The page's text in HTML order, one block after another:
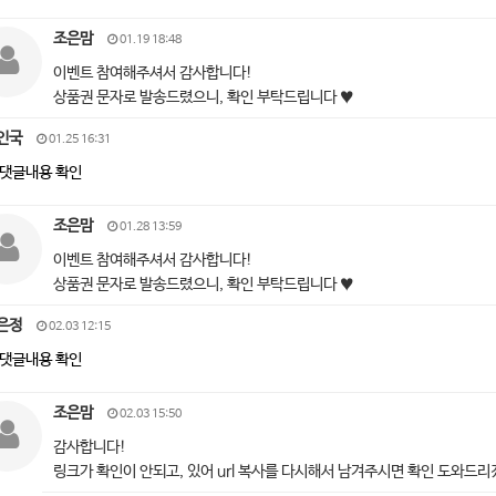
조은맘 01.19 18:48
이벤트 참여해주셔서 감사합니다!
상품권 문자로 발송드렸으니, 확인 부탁드립니다 ♥
국 01.25 16:31
댓글내용 확인
조은맘 01.28 13:59
이벤트 참여해주셔서 감사합니다!
상품권 문자로 발송드렸으니, 확인 부탁드립니다 ♥
정 02.03 12:15
댓글내용 확인
조은맘 02.03 15:50
감사합니다!
링크가 확인이 안되고, 있어 url 복사를 다시해서 남겨주시면 확인 도와드리